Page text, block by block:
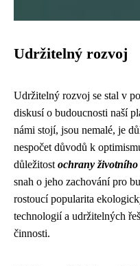
Udržitelný rozvoj
Udržitelný rozvoj se stal v
diskusí o budoucnosti naší
námi stojí, jsou nemalé, je
nespočet důvodů k
důležitost ochrany životního
snah o jeho zachování pro
rostoucí popularita
technologií a udržitelných
činnosti.